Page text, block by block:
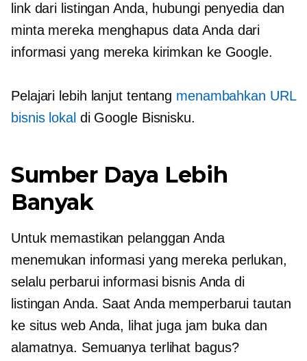
link dari listingan Anda, hubungi penyedia dan
minta mereka menghapus data Anda dari
informasi yang mereka kirimkan ke Google.
Pelajari lebih lanjut tentang menambahkan URL
bisnis lokal di Google Bisnisku.
Sumber Daya Lebih
Banyak
Untuk memastikan pelanggan Anda
menemukan informasi yang mereka perlukan,
selalu perbarui informasi bisnis Anda di
listingan Anda. Saat Anda memperbarui tautan
ke situs web Anda, lihat juga jam buka dan
alamatnya. Semuanya terlihat bagus?